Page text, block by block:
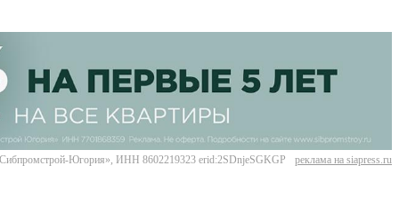
Югория», ИНН 8602219323 erid:2SDnjeSGKGP реклама на siapress.ru